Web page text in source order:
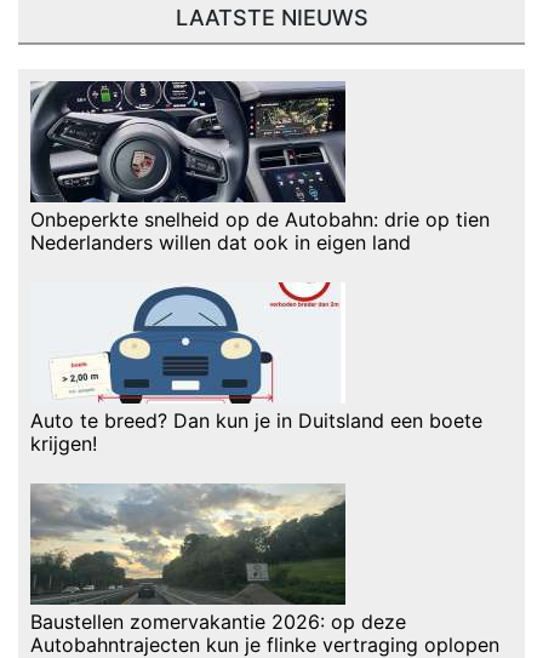
LAATSTE NIEUWS
Onbeperkte snelheid op de Autobahn: drie op tien
Nederlanders willen dat ook in eigen land
Auto te breed? Dan kun je in Duitsland een boete
krijgen!
Baustellen zomervakantie 2026: op deze
Autobahntrajecten kun je flinke vertraging oplopen